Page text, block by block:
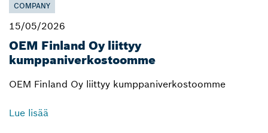
COMPANY
15/05/2026
OEM Finland Oy liittyy
kumppaniverkostoomme
OEM Finland Oy liittyy kumppaniverkostoomme
Lue lisää